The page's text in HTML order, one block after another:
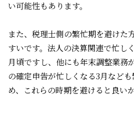
い可能性もあります。
また、税理士側の繁忙期を避けた
すいです。法人の決算関連で忙し
月頃ですし、他にも年末調整業務
の確定申告が忙しくなる3月など
め、これらの時期を避けると良い